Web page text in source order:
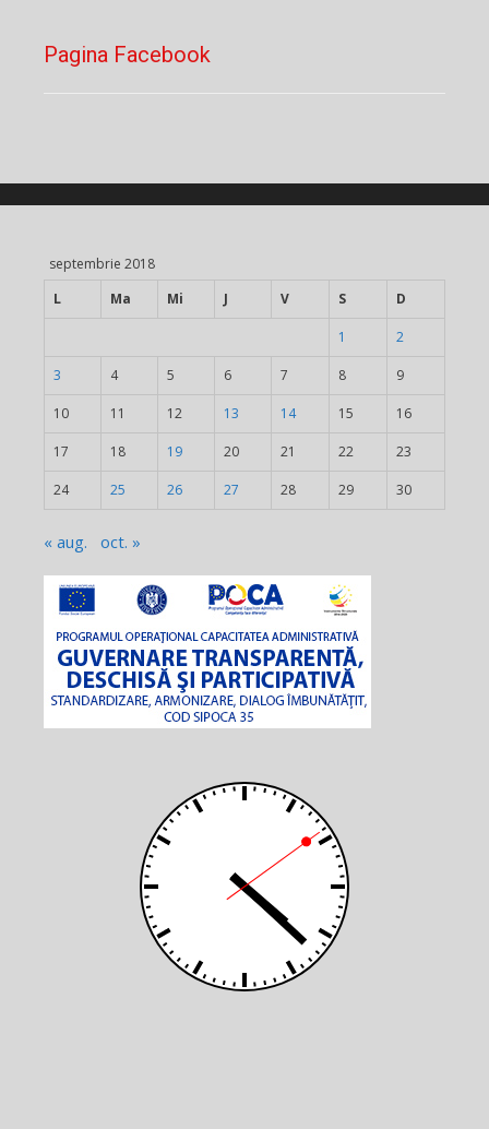
Pagina Facebook
septembrie 2018
L
Ma Mi J V S D
1 2
3 4 5 6 7 8 9
10 11 12 13 14 15 16
17 18 19 20 21 22 23
24 25 26 27 28 29 30
« aug. oct. »